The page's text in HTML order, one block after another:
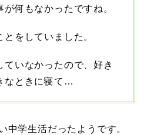
何もなかったですね。
をしていました。
いなかったので、好き
なときに寝て…
中学生活だったようです。